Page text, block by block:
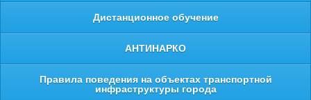
Дистанционное обучение
АНТИНАРКО
Правила поведения на объектах транспортной
инфраструктуры города